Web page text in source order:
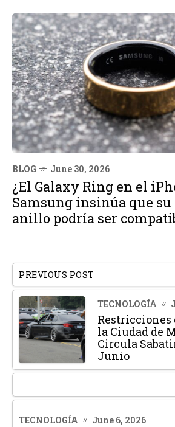
BLOG June 30, 2026
¿El Galaxy Ring en el
Samsung insinúa que
anillo podría ser
PREVIOUS POST
TECNOLOGÍA
Restricciones
la Ciudad de
Circula
Junio
TECNOLOGÍA June 6, 2026